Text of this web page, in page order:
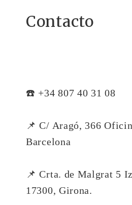
Contacto
☎️ +34 807 40 31 08
📌 C/ Aragó, 366
Barcelona
📌 Crta. de Malgrat 5
17300, Girona.